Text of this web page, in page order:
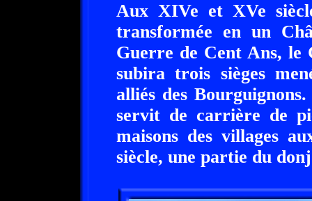
Aux XIVe et XVe
transformée en un
Guerre de Cent Ans, le
subira trois sièges
alliés des
servit de carrière de
maisons des villages
siècle, une partie du